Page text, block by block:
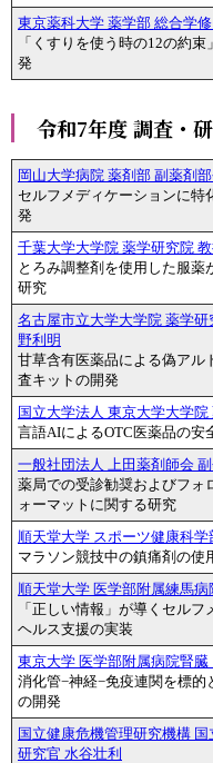
東京薬科大学 薬学部 総合学
「くすりを使う時の12の約
発
令和7年度 調査・
岡山大学病院 薬剤部 副薬剤
セルフメディケーションに特
発
千葉大学大学院 薬学研究院
とろみ調整剤を使用した服薬
研究
名古屋市立大学大学院 薬学
野利明
甘草含有医薬品による偽アル
査キットの開発
国立大学法人 東京大学大学
言語AIによるOTC医薬品の安
一般社団法人 上田薬剤師会
薬局での受診勧奨およびフォ
ォーマットに関する研究
順天堂大学 スポーツ健康科
マラソン競技中の鎮痛剤の使
順天堂大学 医学部附属練馬
「正しい情報」が導くセル
ヘルス支援の実装
東京大学 医学部附属病院腎
消化管−神経−免疫連関を標
の開発
国立健康危機管理研究機構
研究官 水谷壮利